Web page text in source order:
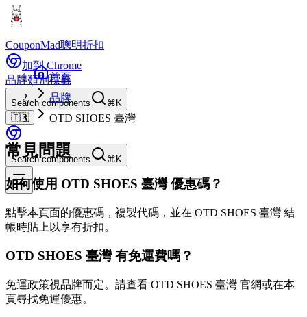
CouponMad聰明折扣
加到 Chrome
品牌類別標籤
Search components
⌘K
🇹🇼
Search components ⌘K
首頁
品牌
OTD SHOES 臺灣
常見問題
如何使用 OTD SHOES 臺灣 優惠碼？
點擊本頁面的優惠碼，複製代碼，並在 OTD SHOES 臺灣 結
帳時貼上以享有折扣。
OTD SHOES 臺灣 有免運費嗎？
免運政策視品牌而定。請查看 OTD SHOES 臺灣 官網或在本
頁尋找免運優惠。